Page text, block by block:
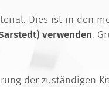
Dies ist in den
verwenden.
der zuständigen